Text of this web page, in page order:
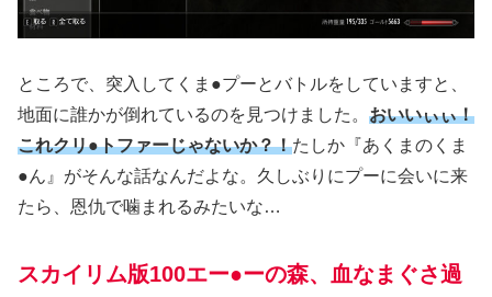
ところで、突入してくま●プーとバトルをしていますと、
地面に誰かが倒れているのを見つけました。 おいいぃぃ！
これクリ●トファーじゃないか？！たしか『あくまのくま
●ん』がそんな話なんだよな。久しぶりにプーに会いに来
たら、恩仇で噛まれるみたいな…
スカイリム版100エー●ーの森、血なまぐさ過